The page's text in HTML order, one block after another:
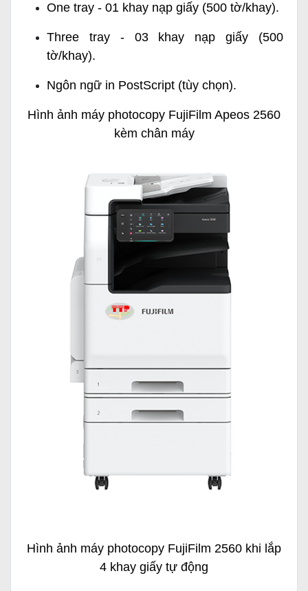
One tray - 01 khay nạp giấy (500 tờ/khay).
Three tray - 03 khay nạp giấy (500
tờ/khay).
Ngôn ngữ in PostScript (tùy chọn).
Hình ảnh máy photocopy FujiFilm Apeos 2560
kèm chân máy
Hình ảnh máy photocopy FujiFilm 2560 khi lắp
4 khay giấy tự động